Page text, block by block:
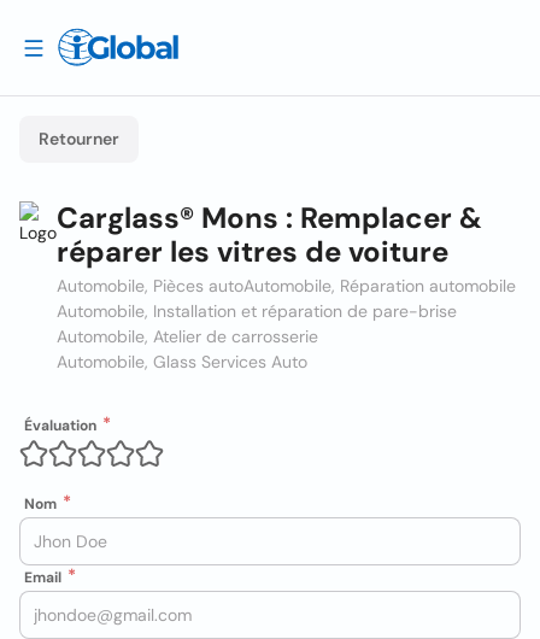
Retourner
Carglass® Mons : Remplacer &
réparer les vitres de voiture
Automobile, Pièces autoAutomobile, Réparation automobile
Automobile, Installation et réparation de pare-brise
Automobile, Atelier de carrosserie
Automobile, Glass Services Auto
Évaluation
Nom
Email